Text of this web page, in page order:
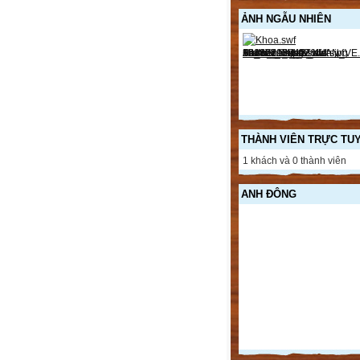
ẢNH NGẪU NHIÊN
THÀNH VIÊN TRỰC
1 khách và 0 thành viên
ANH ĐÔNG